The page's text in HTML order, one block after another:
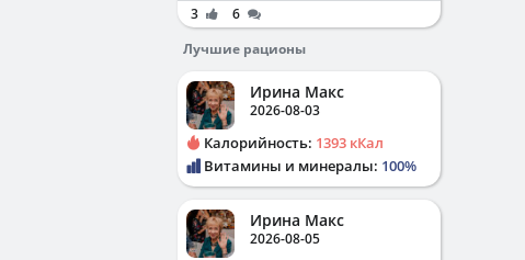
3
6
Лучшие рационы
Ирина Макс
2026-08-03
Калорийность: 1393 кКал
Витамины и минералы: 100%
Ирина Макс
2026-08-05